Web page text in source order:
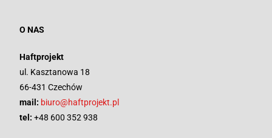
O NAS
Haftprojekt
ul. Kasztanowa 18
66-431 Czechów
mail: biuro@haftprojekt.pl
tel: +48 600 352 938